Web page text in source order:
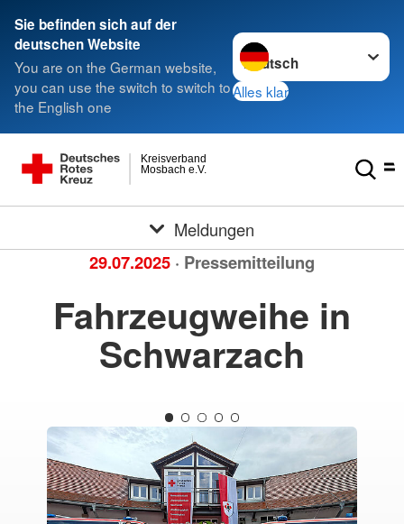
Sie befinden sich auf der
deutschen Website
You are on the German website,
you can use the switch to switch to
the English one
Sprache wechseln zu
Alles klar
Mosbach e.V.
Kreisverband
Meldungen
29.07.2025 · Pressemitteilung
Fahrzeugweihe in
Schwarzach